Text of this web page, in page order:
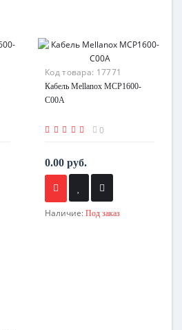
Код товара: 17771
Кабель Mellanox MCP1600-
C00A
0
0.00 руб.
Наличие: Под заказ